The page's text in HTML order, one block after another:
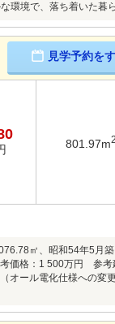
環境で、落ち着いた暮
見学予約を
801.97m2
㎡、昭和54年5月
価格：1 500万円 参
オール電化仕様への変